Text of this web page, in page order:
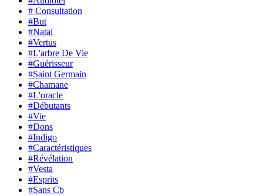
# Consultation
#But
#Natal
#Vertus
#L'arbre De Vie
#Guérisseur
#Saint Germain
#Chamane
#L'oracle
#Débutants
#Vie
#Dons
#Indigo
#Caractéristiques
#Révélation
#Vesta
#Esprits
#Sans Cb